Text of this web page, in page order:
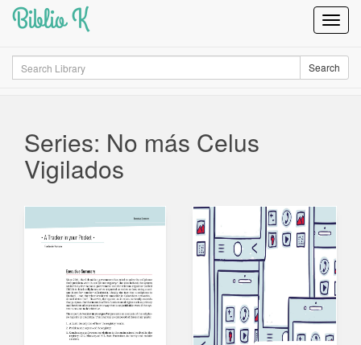
Biblio K
Search Search
Series: No más Celus
Vigilados